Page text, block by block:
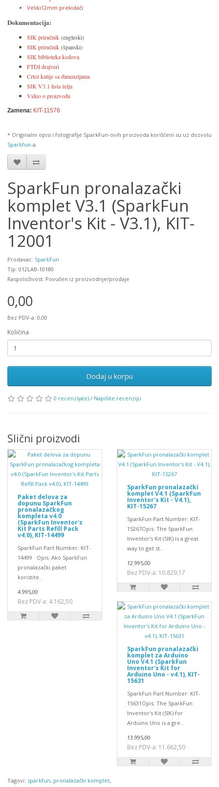
Veliki12mm prekidači
Dokumentacija:
SIK priručnik (engleski)
SIK priručnik (španski)
SIK biblioteka kodova
FTDI drajveri
Crtež kutije sa dimenzijama
SIK V3.1 lista želja
Video o proizvodu
Zamena: KIT-11576
* Originalni opisi i fotografije SparkFun-ovih proizvoda korišćeni su uz dozvolu
Sparkfun-a.
SparkFun pronalazački
komplet V3.1 (SparkFun
Inventor's Kit - V3.1), KIT-
12001
Prodavac: SparkFun
Tip: 012LAB-10180
Raspoloživost: Povučen iz proizvodnje/prodaje
0,00
Bez PDV-a: 0,00
Količina
Dodaj u korpu
0 recenzija(e) / Napišite recenziju
Slični proizvodi
Paket delova za
dopunu SparkFun
pronalazačkog
kompleta v4.0
(SparkFun Inventor's
Kit Parts Refill Pack
v4.0), KIT-14499
SparkFun Part Number: KIT-
14499 Opis: Ako SparkFun
pronalazački paket
koristite..
4.995,00
Bez PDV-a: 4.162,50
SparkFun pronalazački
komplet V4.1 (SparkFun
Inventor's Kit - V4.1),
KIT-15267
SparkFun Part Number: KIT-
15267Opis: The SparkFun
Inventor's Kit (SIK) is a great
way to get st..
12.995,00
Bez PDV-a: 10.829,17
SparkFun pronalazački
komplet za Arduino
Uno V4.1 (SparkFun
Inventor's Kit for
Arduino Uno - v4.1), KIT-
15631
SparkFun Part Number: KIT-
15631Opis: The SparkFun
Inventor's Kit (SIK) for
Arduino Uno is a gre..
13.995,00
Bez PDV-a: 11.662,50
Tagovi: sparkfun, pronalazački komplet,